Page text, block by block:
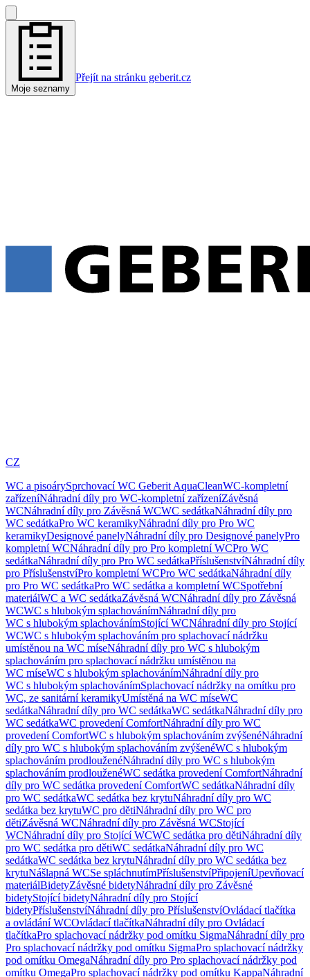
Moje seznamy
Přejít na stránku geberit.cz
CZ
WC a pisoárySprchovací WC Geberit AquaCleanWC-kompletní
zařízeníNáhradní díly pro WC-kompletní zařízeníZávěsná
WCNáhradní díly pro Závěsná WCWC sedátkaNáhradní díly pro
WC sedátkaPro WC keramikyNáhradní díly pro Pro WC
keramikyDesignové panelyNáhradní díly pro Designové panelyPro
kompletní WCNáhradní díly pro Pro kompletní WCPro WC
sedátkaNáhradní díly pro Pro WC sedátkaPříslušenstvíNáhradní díly
pro PříslušenstvíPro kompletní WCPro WC sedátkaNáhradní díly
pro Pro WC sedátkaPro WC sedátka a kompletní WCSpotřební
materiálWC a WC sedátkaZávěsná WCNáhradní díly pro Závěsná
WCWC s hlubokým splachovánímNáhradní díly pro
WC s hlubokým splachovánímStojící WCNáhradní díly pro Stojící
WCWC s hlubokým splachováním pro splachovací nádržku
umístěnou na WC míseNáhradní díly pro WC s hlubokým
splachováním pro splachovací nádržku umístěnou na
WC míseWC s hlubokým splachovánímNáhradní díly pro
WC s hlubokým splachovánímSplachovací nádržky na omítku pro
WC, ze sanitární keramikyUmístěná na WC míseWC
sedátkaNáhradní díly pro WC sedátkaWC sedátkaNáhradní díly pro
WC sedátkaWC provedení ComfortNáhradní díly pro WC
provedení ComfortWC s hlubokým splachováním zvýšenéNáhradní
díly pro WC s hlubokým splachováním zvýšenéWC s hlubokým
splachováním prodlouženéNáhradní díly pro WC s hlubokým
splachováním prodlouženéWC sedátka provedení ComfortNáhradní
díly pro WC sedátka provedení ComfortWC sedátkaNáhradní díly
pro WC sedátkaWC sedátka bez krytuNáhradní díly pro WC
sedátka bez krytuWC pro dětiNáhradní díly pro WC pro
dětiZávěsná WCNáhradní díly pro Závěsná WCStojící
WCNáhradní díly pro Stojící WCWC sedátka pro dětiNáhradní díly
pro WC sedátka pro dětiWC sedátkaNáhradní díly pro WC
sedátkaWC sedátka bez krytuNáhradní díly pro WC sedátka bez
krytuNášlapná WCSe spláchnutímPříslušenstvíPřipojeníUpevňovací
materiálBidetyZávěsné bidetyNáhradní díly pro Závěsné
bidetyStojící bidetyNáhradní díly pro Stojící
bidetyPříslušenstvíNáhradní díly pro PříslušenstvíOvládací tlačítka
a ovládání WCOvládací tlačítkaNáhradní díly pro Ovládací
tlačítkaPro splachovací nádržky pod omítku SigmaNáhradní díly pro
Pro splachovací nádržky pod omítku SigmaPro splachovací nádržky
pod omítku OmegaNáhradní díly pro Pro splachovací nádržky pod
omítku OmegaPro splachovací nádržky pod omítku KappaNáhradní